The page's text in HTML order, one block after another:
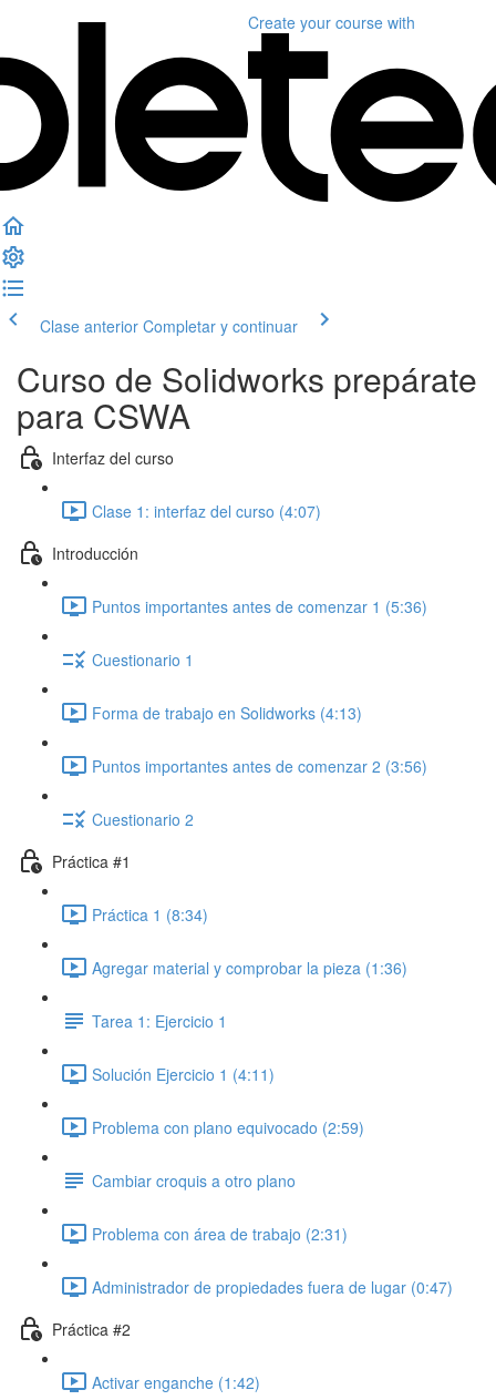
Create your course with
Clase anterior Completar y continuar
Curso de Solidworks prepárate
para CSWA
Interfaz del curso
Clase 1: interfaz del curso (4:07)
Introducción
Puntos importantes antes de comenzar 1 (5:36)
Cuestionario 1
Forma de trabajo en Solidworks (4:13)
Puntos importantes antes de comenzar 2 (3:56)
Cuestionario 2
Práctica #1
Práctica 1 (8:34)
Agregar material y comprobar la pieza (1:36)
Tarea 1: Ejercicio 1
Solución Ejercicio 1 (4:11)
Problema con plano equivocado (2:59)
Cambiar croquis a otro plano
Problema con área de trabajo (2:31)
Administrador de propiedades fuera de lugar (0:47)
Práctica #2
Activar enganche (1:42)